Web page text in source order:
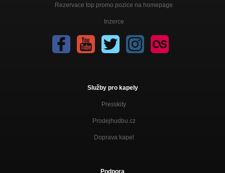
Rezervace top promo pozice na homepage
Inzerce
Služby pro kapely
Presskity
Prodejhudbu.cz
Doprava kapel
Podpora